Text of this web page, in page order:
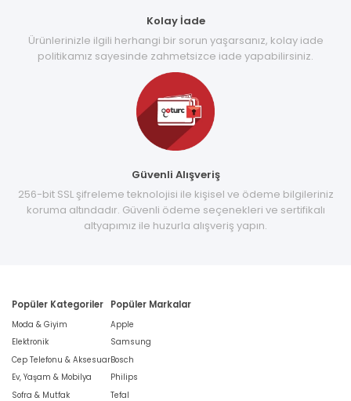
Kolay İade
Ürünlerinizle ilgili herhangi bir sorun yaşarsanız, kolay iade
politikamız sayesinde zahmetsizce iade yapabilirsiniz.
Güvenli Alışveriş
256-bit SSL şifreleme teknolojisi ile kişisel ve ödeme bilgileriniz
koruma altındadır. Güvenli ödeme seçenekleri ve sertifikalı
altyapımız ile huzurla alışveriş yapın.
Popüler Kategoriler
Moda & Giyim
Elektronik
Cep Telefonu & Aksesuar
Ev, Yaşam & Mobilya
Sofra & Mutfak
Popüler Markalar
Apple
Samsung
Bosch
Philips
Tefal